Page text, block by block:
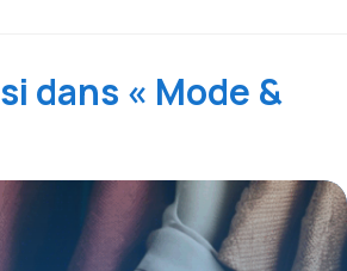
dans « Mode &